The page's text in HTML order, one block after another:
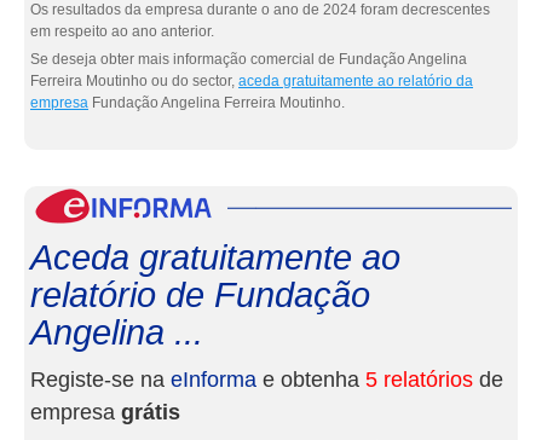
Os resultados da empresa durante o ano de 2024 foram decrescentes
em respeito ao ano anterior.
Se deseja obter mais informação comercial de Fundação Angelina
Ferreira Moutinho ou do sector, aceda gratuitamente ao relatório da
empresa Fundação Angelina Ferreira Moutinho.
Aceda gratuitamente ao
relatório de Fundação
Angelina ...
Registe-se na eInforma e obtenha 5 relatórios de
empresa grátis